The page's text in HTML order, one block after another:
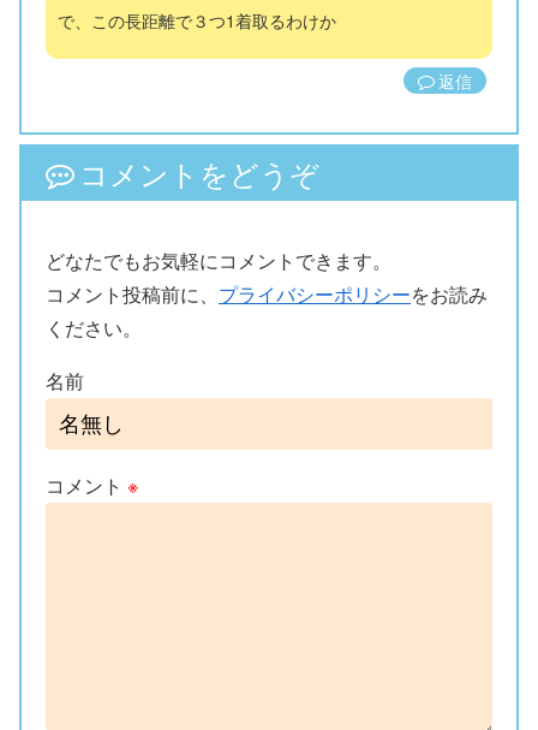
で、この長距離で３つ1着取るわけか
返信
コメントをどうぞ
どなたでもお気軽にコメントできます。
コメント投稿前に、 プライバシーポリシーをお読み
ください。
名前
コメント ※